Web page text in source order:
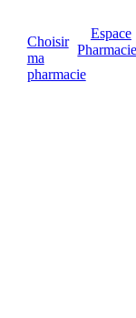
Choisir
ma
pharmacie
Espace